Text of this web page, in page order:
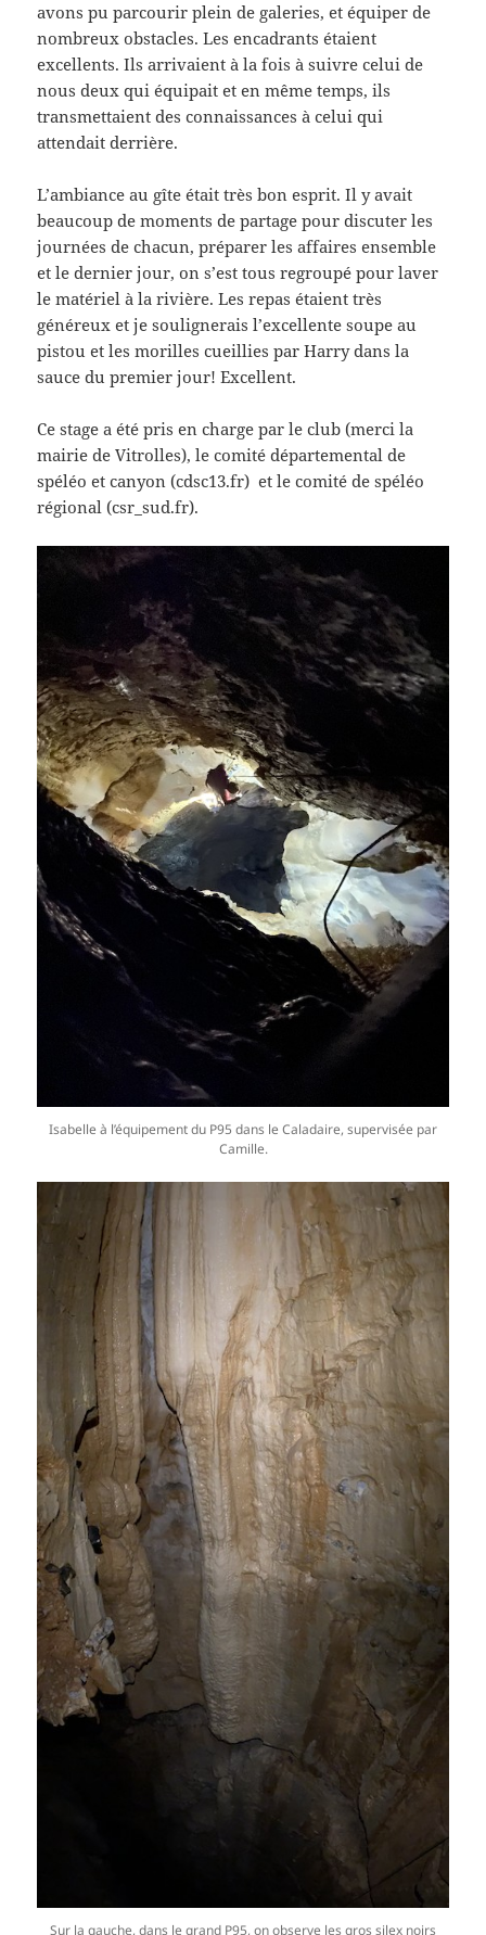
avons pu parcourir plein de galeries, et équiper de
nombreux obstacles. Les encadrants étaient
excellents. Ils arrivaient à la fois à suivre celui de
nous deux qui équipait et en même temps, ils
transmettaient des connaissances à celui qui
attendait derrière.
L’ambiance au gîte était très bon esprit. Il y avait
beaucoup de moments de partage pour discuter les
journées de chacun, préparer les affaires ensemble
et le dernier jour, on s’est tous regroupé pour laver
le matériel à la rivière. Les repas étaient très
généreux et je soulignerais l’excellente soupe au
pistou et les morilles cueillies par Harry dans la
sauce du premier jour! Excellent.
Ce stage a été pris en charge par le club (merci la
mairie de Vitrolles), le comité départemental de
spéléo et canyon (cdsc13.fr) et le comité de spéléo
régional (csr_sud.fr).
Isabelle à l’équipement du P95 dans le Caladaire, supervisée par
Camille.
Sur la gauche, dans le grand P95, on observe les gros silex noirs